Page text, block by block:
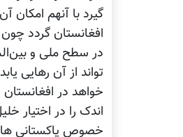
گیرد با آنهم امکان
افغانستان گردد
در سطح ملی و
خواهد در
اندک را در اختیار
خصوص پاکستانی ها